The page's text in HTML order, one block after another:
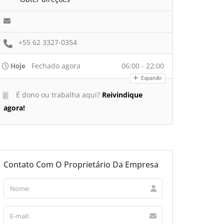
+55 62 3327-0354
Hoje Fechado agora 06:00 - 22:00
Expandir
É dono ou trabalha aqui? Reivindique
agora!
Contato Com O Proprietário Da Empresa